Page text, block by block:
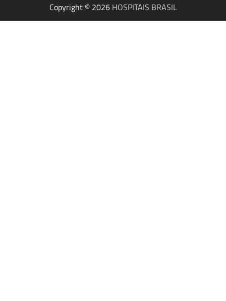
Copyright © 2026 HOSPITAIS BRASIL